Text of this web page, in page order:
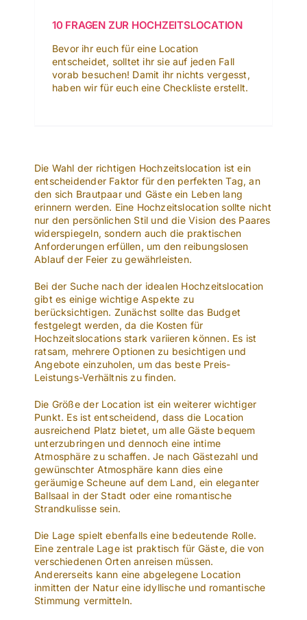
10 FRAGEN ZUR HOCHZEITSLOCATION
Bevor ihr euch für eine Location
entscheidet, solltet ihr sie auf jeden Fall
vorab besuchen! Damit ihr nichts vergesst,
haben wir für euch eine Checkliste erstellt.
Die Wahl der richtigen Hochzeitslocation ist ein
entscheidender Faktor für den perfekten Tag, an
den sich Brautpaar und Gäste ein Leben lang
erinnern werden. Eine Hochzeitslocation sollte nicht
nur den persönlichen Stil und die Vision des Paares
widerspiegeln, sondern auch die praktischen
Anforderungen erfüllen, um den reibungslosen
Ablauf der Feier zu gewährleisten.
Bei der Suche nach der idealen Hochzeitslocation
gibt es einige wichtige Aspekte zu
berücksichtigen. Zunächst sollte das Budget
festgelegt werden, da die Kosten für
Hochzeitslocations stark variieren können. Es ist
ratsam, mehrere Optionen zu besichtigen und
Angebote einzuholen, um das beste Preis-
Leistungs-Verhältnis zu finden.
Die Größe der Location ist ein weiterer wichtiger
Punkt. Es ist entscheidend, dass die Location
ausreichend Platz bietet, um alle Gäste bequem
unterzubringen und dennoch eine intime
Atmosphäre zu schaffen. Je nach Gästezahl und
gewünschter Atmosphäre kann dies eine
geräumige Scheune auf dem Land, ein eleganter
Ballsaal in der Stadt oder eine romantische
Strandkulisse sein.
Die Lage spielt ebenfalls eine bedeutende Rolle.
Eine zentrale Lage ist praktisch für Gäste, die von
verschiedenen Orten anreisen müssen.
Andererseits kann eine abgelegene Location
inmitten der Natur eine idyllische und romantische
Stimmung vermitteln.